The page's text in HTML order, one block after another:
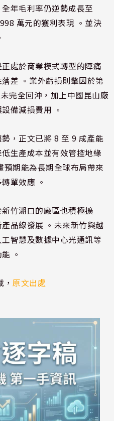
年毛利率仍逆勢成長至
萬元的獲利表現 。並決
處於商業模式轉型的陣痛
差 。業外虧損則肇因於第
完全回沖，加上中國昆山廠
備減損費用 。
，正文已將 8 至 9 成產能
生產成本並有效管控地緣
期能為長期全球布局帶來
單效應 。
竹湖口的廠區也積極擴
品線發展 。未來新竹與越
智慧及數據中心光通訊等
。
，原文出處